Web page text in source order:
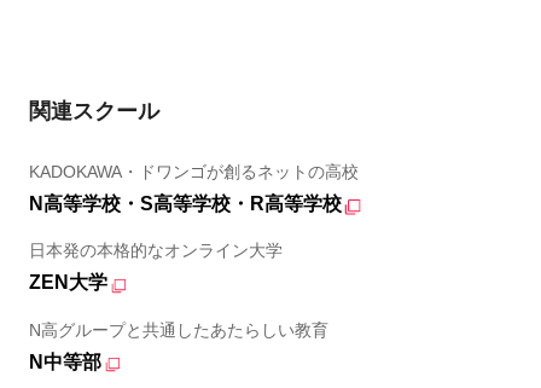
関連スクール
KADOKAWA・ドワンゴが創るネットの高校
N高等学校・S高等学校・R高等学校
日本発の本格的なオンライン大学
ZEN大学
N高グループと共通したあたらしい教育
N中等部